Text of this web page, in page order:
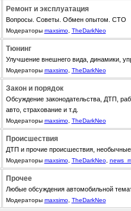
Ремонт и эксплуатация
Вопросы. Советы. Обмен опытом. СТО
Модераторы maxsimo, TheDarkNeo
Тюнинг
Улучшение внешнего вида, динамики,
Модераторы maxsimo, TheDarkNeo
Закон и порядок
Обсуждение законодательства, ДТП,
авто, страхование и т.д.
Модераторы maxsimo, TheDarkNeo
Происшествия
ДТП и прочие происшествия,
Модераторы maxsimo, TheDarkNeo,
Прочее
Любые обсуждения автомобильной
Модераторы maxsimo, TheDarkNeo